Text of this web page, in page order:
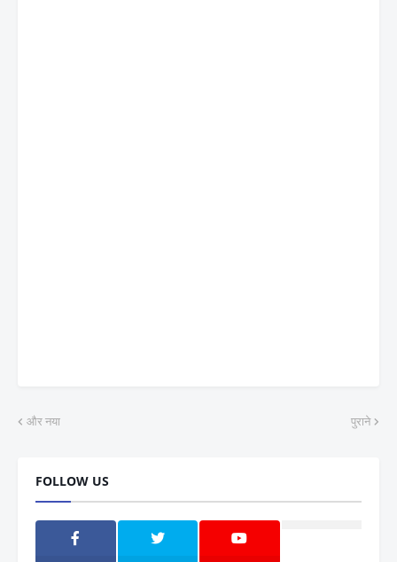
और नया पुराने
FOLLOW US